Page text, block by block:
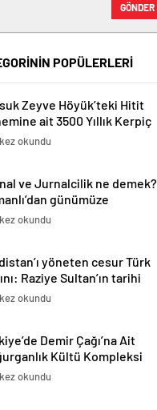
GÖNDER
POPÜLERLERİ
Zeyve Höyük’teki Hitit
ait 3500 Yıllık Kerpiç
okundu
ve Jurnalcilik ne demek?
günümüze
okundu
yöneten cesur Türk
Raziye Sultan’ın tarihi
okundu
Demir Çağı’na Ait
Kültü Kompleksi
okundu